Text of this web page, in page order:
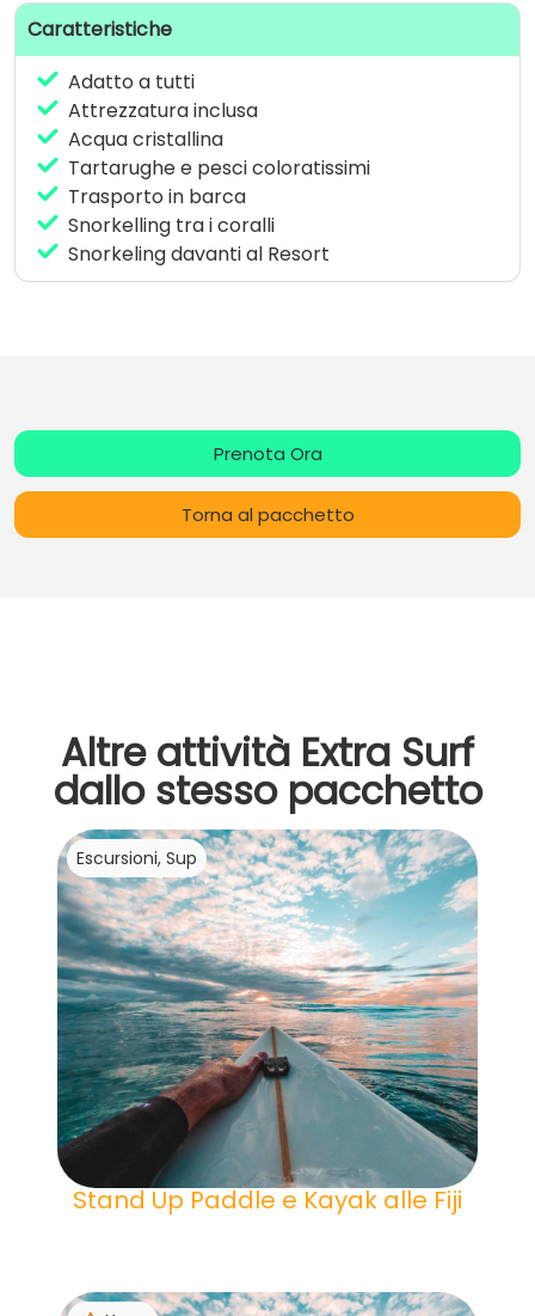
Gli ospiti possono fare snorkeling nella laguna
attorno alle bombe di corallo o fuori dalla barriera
corallina lungo i drop-off.
Caratteristiche
Adatto a tutti
Attrezzatura inclusa
Acqua cristallina
Tartarughe e pesci coloratissimi
Trasporto in barca
Snorkelling tra i coralli
Snorkeling davanti al Resort
Prenota Ora
Torna al pacchetto
Altre attività Extra Surf
dallo stesso pacchetto
Escursioni, Sup
Stand Up Paddle e Kayak alle Fiji